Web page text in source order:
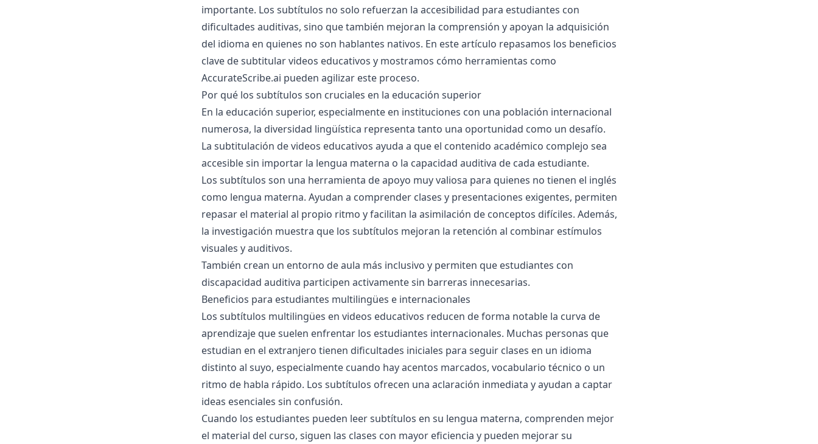
importante. Los subtítulos no solo refuerzan la accesibilidad para estudiantes con
dificultades auditivas, sino que también mejoran la comprensión y apoyan la adquisición
del idioma en quienes no son hablantes nativos. En este artículo repasamos los beneficios
clave de subtitular videos educativos y mostramos cómo herramientas como
AccurateScribe.ai pueden agilizar este proceso.
Por qué los subtítulos son cruciales en la educación superior
En la educación superior, especialmente en instituciones con una población internacional
numerosa, la diversidad lingüística representa tanto una oportunidad como un desafío.
La subtitulación de videos educativos ayuda a que el contenido académico complejo sea
accesible sin importar la lengua materna o la capacidad auditiva de cada estudiante.
Los subtítulos son una herramienta de apoyo muy valiosa para quienes no tienen el inglés
como lengua materna. Ayudan a comprender clases y presentaciones exigentes, permiten
repasar el material al propio ritmo y facilitan la asimilación de conceptos difíciles. Además,
la investigación muestra que los subtítulos mejoran la retención al combinar estímulos
visuales y auditivos.
También crean un entorno de aula más inclusivo y permiten que estudiantes con
discapacidad auditiva participen activamente sin barreras innecesarias.
Beneficios para estudiantes multilingües e internacionales
Los subtítulos multilingües en videos educativos reducen de forma notable la curva de
aprendizaje que suelen enfrentar los estudiantes internacionales. Muchas personas que
estudian en el extranjero tienen dificultades iniciales para seguir clases en un idioma
distinto al suyo, especialmente cuando hay acentos marcados, vocabulario técnico o un
ritmo de habla rápido. Los subtítulos ofrecen una aclaración inmediata y ayudan a captar
ideas esenciales sin confusión.
Cuando los estudiantes pueden leer subtítulos en su lengua materna, comprenden mejor
el material del curso, siguen las clases con mayor eficiencia y pueden mejorar su